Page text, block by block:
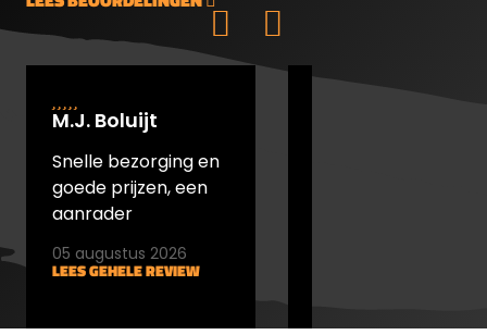
M.J. Boluijt
Snelle bezorging en
goede prijzen, een
aanrader
LEES GEHELE REVIEW
05 augustus 2026